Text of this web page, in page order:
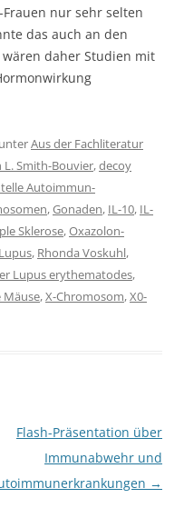
nur sehr selten
das auch an den
daher Studien mit
unterAus der Fachliteratur
L. Smith-Bouvier,decoy
Autoimmun-
,Gonaden, IL-10, IL-
Sklerose,Oxazolon-
, Rhonda Voskuhl,
Lupus erythematodes,
Mäuse,X-Chromosom,X0-
Flash-Präsentation über
Immunabwehr und
→